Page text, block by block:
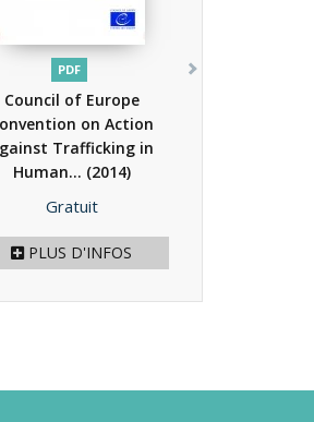
PDF
Council of Europe
on Action
Trafficking in
Human... (2014)
Prix
Gratuit
PLUS D'INFOS